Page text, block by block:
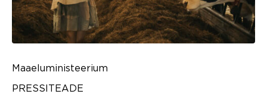
Maaeluministeerium
PRESSITEADE